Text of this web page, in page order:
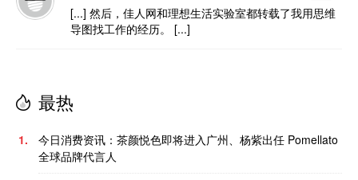
[...] 然后，佳人网和理想生活实验室都转载了我用思维
导图找工作的经历。 [...]
最热
1.
今日消费资讯：茶颜悦色即将进入广州、杨紫出任 Pomellato
全球品牌代言人